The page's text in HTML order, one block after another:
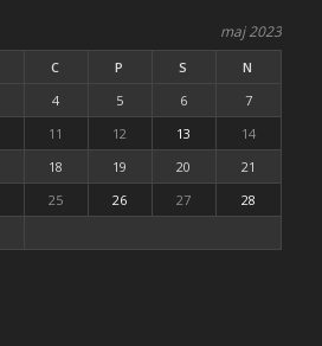
maj 2023
C P S
N
4 5 6
7
11 12 13
14
18 19 20
21
25 26 27
28